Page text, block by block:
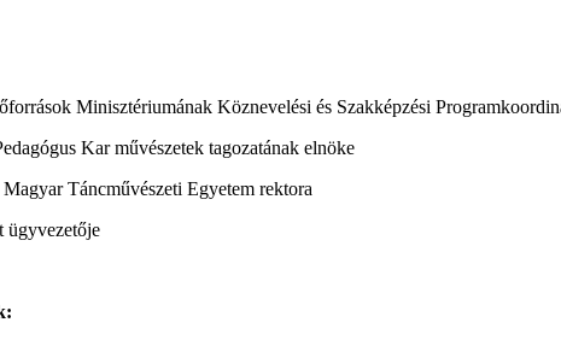
Minisztériumának Köznevelési és Szakképzési
Kar művészetek tagozatának elnöke
Magyar Táncművészeti Egyetem rektora
ügyvezetője